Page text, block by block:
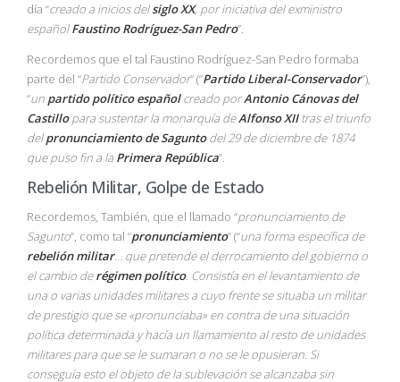
día “creado a inicios delsiglo XX, por iniciativa del exministro
españolFaustino Rodríguez-San Pedro”.
Recordemos que el tal Faustino Rodríguez-San Pedro formaba
parte del “Partido Conservador” (“Partido Liberal-Conservador”),
“un partido político españolcreado porAntonio Cánovas del
Castillopara sustentar la monarquía deAlfonso XIItras el triunfo
delpronunciamiento de Saguntodel 29 de diciembre de 1874
que puso fin a la Primera República”.
Rebelión Militar, Golpe de Estado
Recordemos, También, que el llamado “pronunciamiento de
Sagunto”, como tal “pronunciamiento” (“una forma específica de
rebelión militar… que pretende el derrocamiento del gobierno o
el cambio derégimen político. Consistía en el levantamiento de
una o varias unidades militares a cuyo frente se situaba un militar
de prestigio que se «pronunciaba» en contra de una situación
política determinada y hacía un llamamiento al resto de unidades
militares para que se le sumaran o no se le opusieran. Si
conseguía esto el objeto de la sublevación se alcanzaba sin